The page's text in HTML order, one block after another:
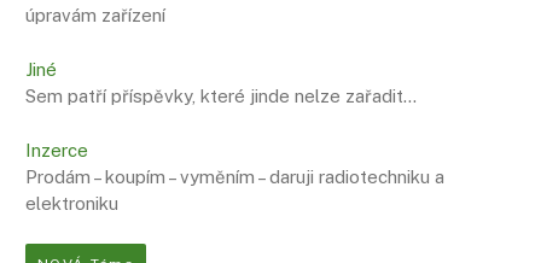
úpravám zařízení
Jiné
Sem patří příspěvky, které jinde nelze zařadit…
Inzerce
Prodám – koupím – vyměním – daruji radiotechniku ​​a
elektroniku